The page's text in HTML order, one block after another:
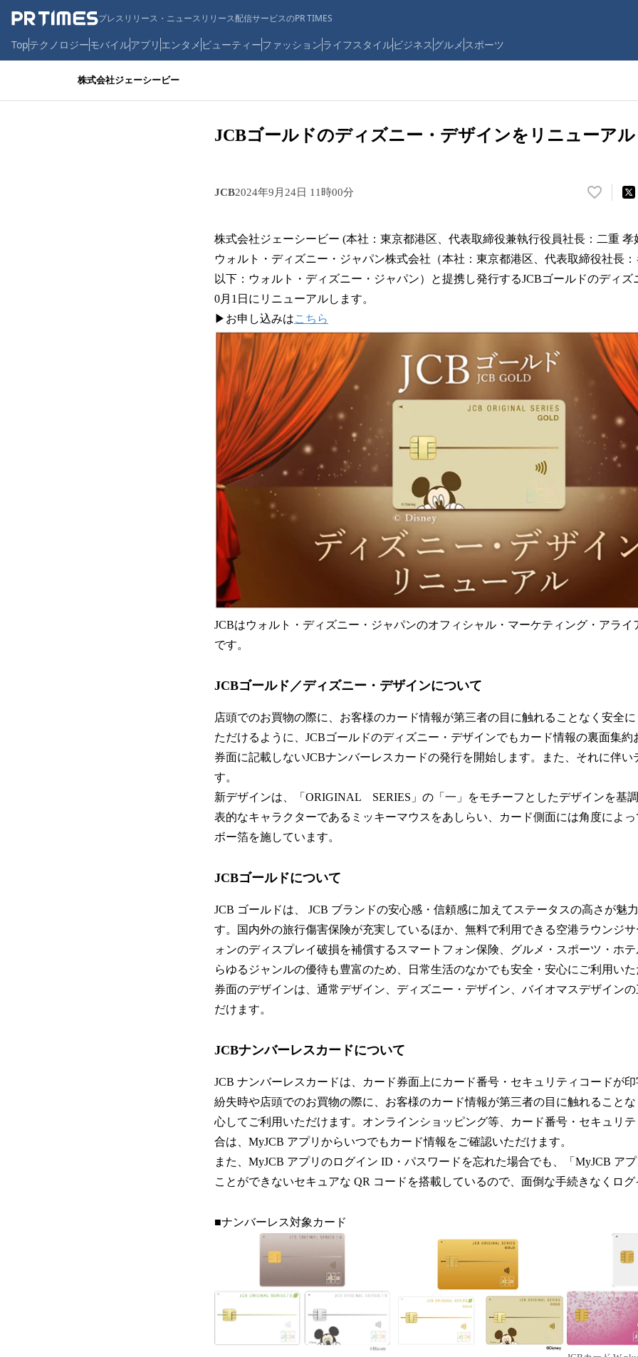
プレスリリース・ニュースリリース配信サービスのPR TIMES
Topテクノロジーモバイルアプリ エンタメ ビューティーファッションライフスタイルビジネス グルメ スポーツ
株式会社ジェーシービー
JCBゴールドのディズニー・デザインをリニューア
JCB2024年9月24日 11時00分
い
！
数
を
み
中
で
株式会社ジェーシービー (本社：東京都港区、代表取締役兼執行役員社長：二重 孝
ウォルト・ディズニー・ジャパン株式会社（本社：東京都港区、代表取締役社長
以下：ウォルト・ディズニー・ジャパン）と提携し発行するJCBゴールドのディズ
0月1日にリニューアルします。
▶お申し込みはこちら
JCBはウォルト・ディズニー・ジャパンのオフィシャル・マーケティング・アライ
です。
JCBゴールド／ディズニー・デザインについて
店頭でのお買物の際に、お客様のカード情報が第三者の目に触れることなく安全
ただけるように、JCBゴールドのディズニー・デザインでもカード情報の裏面集約
券面に記載しないJCBナンバーレスカードの発行を開始します。また、それに伴い
す。
新デザインは、「ORIGINAL SERIES」の「一」をモチーフとしたデザインを基
表的なキャラクターであるミッキーマウスをあしらい、カード側面には角度によ
ボー箔を施しています。
JCBゴールドについて
JCB ゴールドは、 JCB ブランドの安心感・信頼感に加えてステータスの高さが魅
す。国内外の旅行傷害保険が充実しているほか、無料で利用できる空港ラウンジ
ォンのディスプレイ破損を補償するスマートフォン保険、グルメ・スポーツ・ホ
らゆるジャンルの優待も豊富のため、日常生活のなかでも安全・安心にご利用い
券面のデザインは、通常デザイン、ディズニー・デザイン、バイオマスデザイン
だけます。
JCBナンバーレスカードについて
JCB ナンバーレスカードは、カード券面上にカード番号・セキュリティコードが
紛失時や店頭でのお買物の際に、お客様のカード情報が第三者の目に触れること
心してご利用いただけます。オンラインショッピング等、カード番号・セキュリ
合は、MyJCB アプリからいつでもカード情報をご確認いただけます。
また、MyJCB アプリのログイン ID・パスワードを忘れた場合でも、「MyJCB ア
ことができないセキュアな QR コードを搭載しているので、面倒な手続きなくロ
■ナンバーレス対象カード